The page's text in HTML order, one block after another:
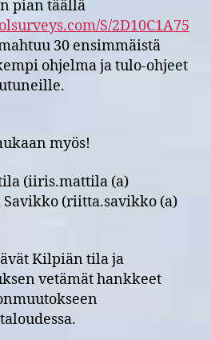
pian täällä
S/2D10C1A75
30 ensimmäistä
ohjelma ja tulo-ohjeet
myös!
(iiris.mattila (a)
(riitta.savikko (a)
Kilpiän tila ja
vetämät hankkeet